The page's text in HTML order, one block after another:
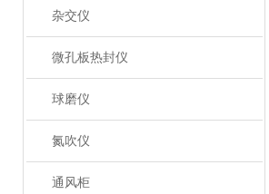
杂交仪
微孔板热封仪
球磨仪
氮吹仪
通风柜